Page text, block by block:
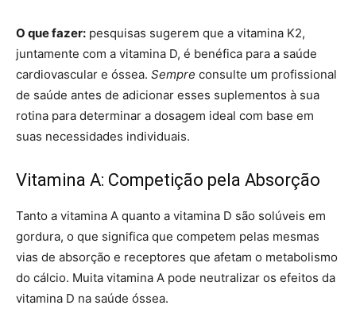
O que fazer: pesquisas sugerem que a vitamina K2,
juntamente com a vitamina D, é benéfica para a saúde
cardiovascular e óssea. Sempre consulte um profissional
de saúde antes de adicionar esses suplementos à sua
rotina para determinar a dosagem ideal com base em
suas necessidades individuais.
Vitamina A: Competição pela Absorção
Tanto a vitamina A quanto a vitamina D são solúveis em
gordura, o que significa que competem pelas mesmas
vias de absorção e receptores que afetam o metabolismo
do cálcio. Muita vitamina A pode neutralizar os efeitos da
vitamina D na saúde óssea.